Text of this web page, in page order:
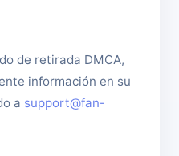
de retirada DMCA,
información en su
a support@fan-